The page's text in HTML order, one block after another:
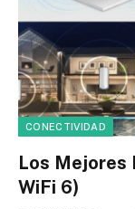
CONECTIVIDAD
Los Mejores
WiFi 6)